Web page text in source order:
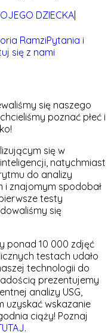
DZIECKA|
RamziPytania i
się z nami
się naszego
poznać płeć i
się w
natychmiast
do analizy
i znajomym spodobał
testy
się
ponad 10 000 zdjęć
testach udało
technologii do
prezentujemy
analizy USG,
uzyskać wskazanie
ciąży! Poznaj
.